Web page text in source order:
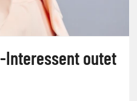
Interessent outet